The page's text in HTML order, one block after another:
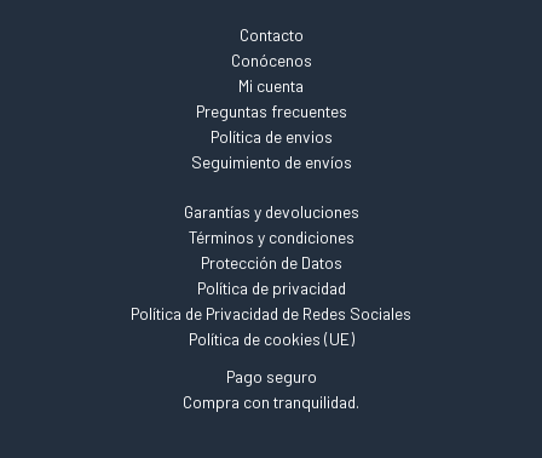
Contacto
Conócenos
Mi cuenta
Preguntas frecuentes
Política de envios
Seguimiento de envíos
Garantías y devoluciones
Términos y condiciones
Protección de Datos
Política de privacidad
Política de Privacidad de Redes Sociales
Política de cookies (UE)
Pago seguro
Compra con tranquilidad.